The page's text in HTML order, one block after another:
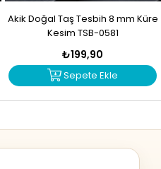
Akik Doğal Taş Tesbih 8 mm Küre
Kesim TSB-0581
₺199,90
Sepete Ekle